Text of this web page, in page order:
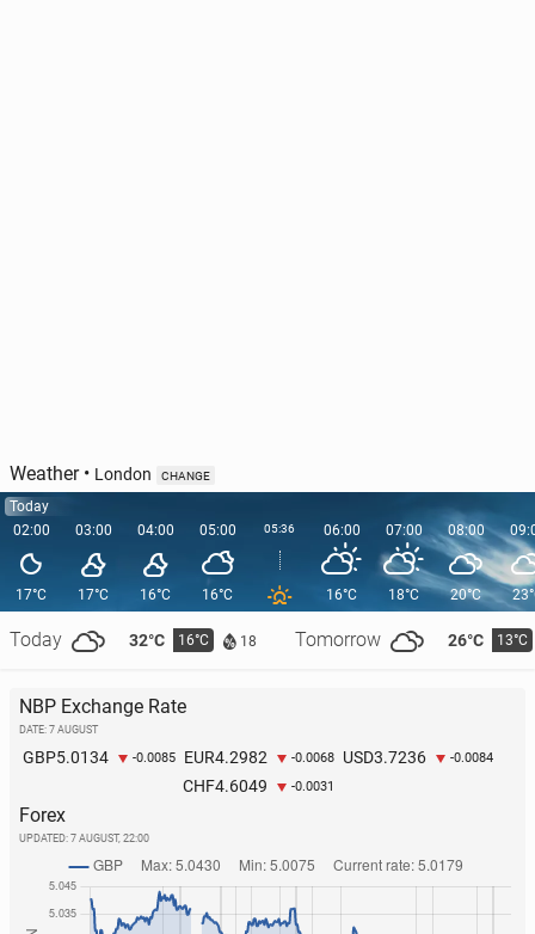
Weather• London CHANGE
Today
02:00
17°C
Today 32°C 16°C 18 Tomorrow 26°C 13°C
03:00
17°C
04:00
16°C
05:00
16°C
05:36 06:00
16°C
07:00
18°C
08:00
20°C
NBP Exchange Rate
DATE: 7 AUGUST
GBP5.0134 -0.0085 EUR4.2982 -0.0068 USD3.7236 -0.0084
CHF4.6049 -0.0031
Forex
UPDATED: 7 AUGUST, 22:00